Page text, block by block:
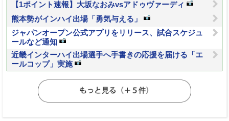
【1ポイント速報】大坂なおみvsアドゥヴァーディ
熊本勢がインハイ出場「勇気与える」
ジャパンオープン公式アプリをリリース、試合スケジュ
ールなど通知
近畿インターハイ出場選手へ手書きの応援を届ける「エ
ールコップ」実施